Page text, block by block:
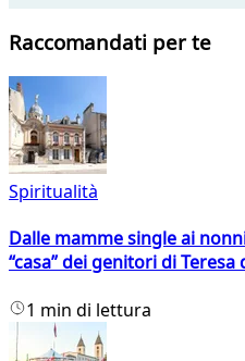
Raccomandati per te
Spiritualità
Dalle mamme single ai
“casa” dei genitori di Teresa
1 min di lettura